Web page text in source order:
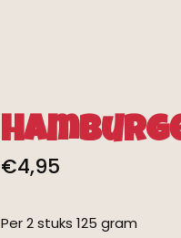
€4,95
Per 2 stuks 125 gram